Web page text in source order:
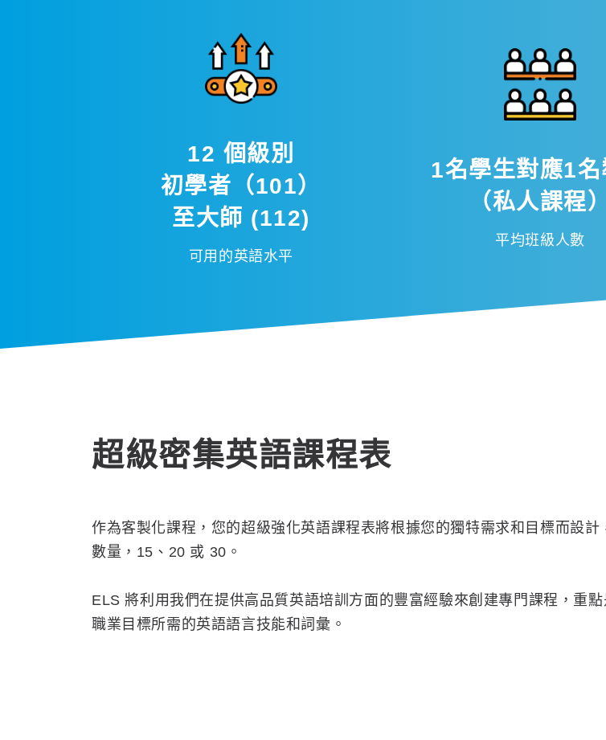
12 個級別
初學者（101）
至大師 (112)
可用的英語水平
1名學生對應1名
（私人課程）
平均班級人數
超級密集英語課程表
作為客製化課程，您的超級強化英語課程表將根據您的獨特需求和目標而設
數量，15、20 或 30。
ELS 將利用我們在提供高品質英語培訓方面的豐富經驗來創建專門課程，重
職業目標所需的英語語言技能和詞彙。